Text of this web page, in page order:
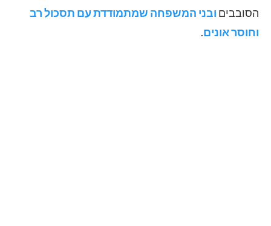
הסובבים ובני המשפחה שמתמודדת עם תסכול רב
וחוסר אונים.